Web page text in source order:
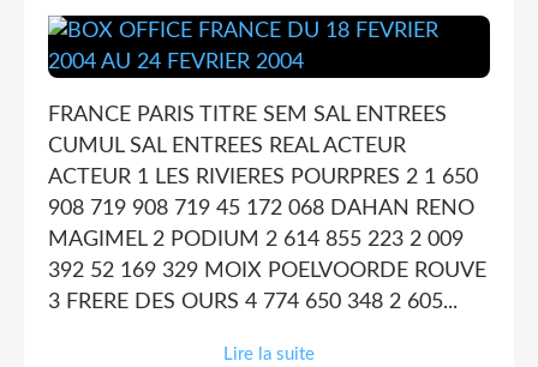
FRANCE PARIS TITRE SEM SAL ENTREES
CUMUL SAL ENTREES REAL ACTEUR
ACTEUR 1 LES RIVIERES POURPRES 2 1 650
908 719 908 719 45 172 068 DAHAN RENO
MAGIMEL 2 PODIUM 2 614 855 223 2 009
392 52 169 329 MOIX POELVOORDE ROUVE
3 FRERE DES OURS 4 774 650 348 2 605...
Lire la suite